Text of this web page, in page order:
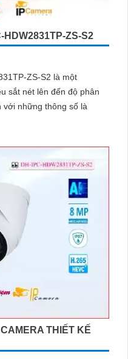
HDW2831TP-ZS-S2
ZS-S2 là một
sắt nét lên đến độ phân
THIẾT KẾ